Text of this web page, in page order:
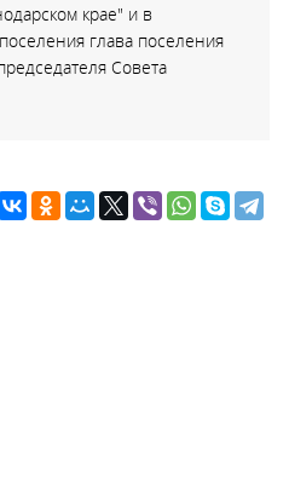
крае" и в
глава поселения
Совета